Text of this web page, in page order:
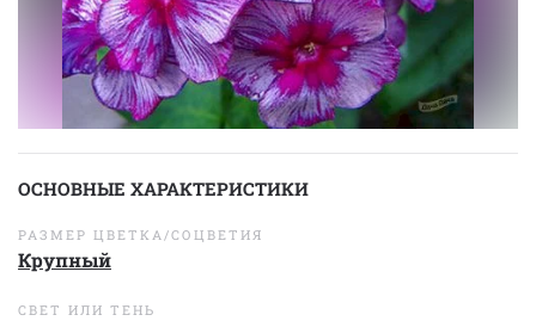
ОСНОВНЫЕ ХАРАКТЕРИСТИКИ
РАЗМЕР ЦВЕТКА/СОЦВЕТИЯ
Крупный
СВЕТ ИЛИ ТЕНЬ